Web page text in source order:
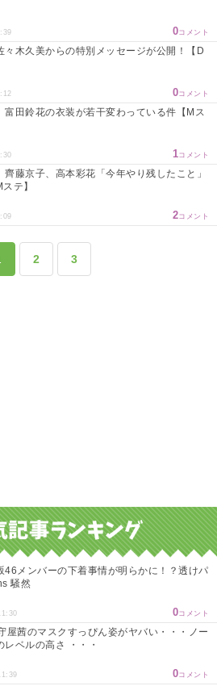
0コメント
々木久美からの特別メッセージが公開！【D
0コメント
富田鈴花の衣装が若干変わっている件【Mス
1コメント
齊藤京子、高本彩花「今年やり残したこと」
テ】
2コメント
2 3
46メンバーの下着事情が明らかに！？透けパ
騒然
0コメント
屋茜のマスクすっぴん姿がヤバい・・・ノー
レベルの高さ ・・・
0コメント